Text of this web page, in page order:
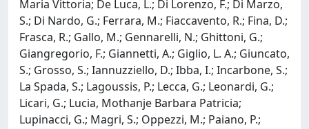
Maria Vittoria; De Luca, L.; Di Lorenzo, F.; Di Marzo,
S.; Di Nardo, G.; Ferrara, M.; Fiaccavento, R.; Fina, D.;
Frasca, R.; Gallo, M.; Gennarelli, N.; Ghittoni, G.;
Giangregorio, F.; Giannetti, A.; Giglio, L. A.; Giuncato,
S.; Grosso, S.; Iannuzziello, D.; Ibba, I.; Incarbone, S.;
La Spada, S.; Lagoussis, P.; Lecca, G.; Leonardi, G.;
Licari, G.; Lucia, Mothanje Barbara Patricia;
Lupinacci, G.; Magri, S.; Oppezzi, M.; Paiano, P.;